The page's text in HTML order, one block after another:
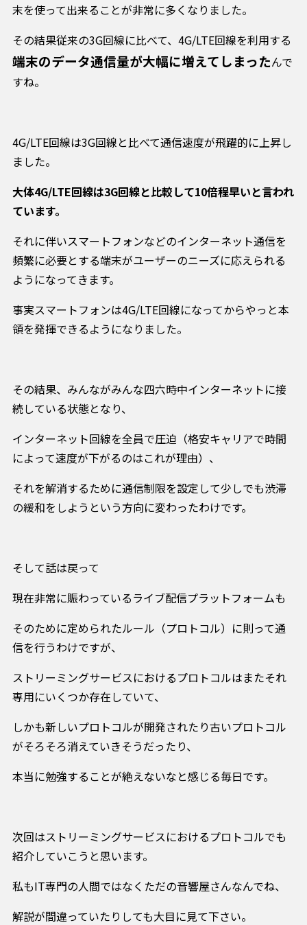
末を使って出来ることが非常に多くなりました。
その結果従来の3G回線に比べて、4G/LTE回線を利用する
端末のデータ通信量が大幅に増えてしまったんで
すね。
4G/LTE回線は3G回線と比べて通信速度が飛躍的に上昇し
ました。
大体4G/LTE回線は3G回線と比較して10倍程早いと言われ
ています。
それに伴いスマートフォンなどのインターネット通信を
頻繁に必要とする端末がユーザーのニーズに応えられる
ようになってきます。
事実スマートフォンは4G/LTE回線になってからやっと本
領を発揮できるようになりました。
その結果、みんながみんな四六時中インターネットに接
続している状態となり、
インターネット回線を全員で圧迫（格安キャリアで時間
によって速度が下がるのはこれが理由）、
それを解消するために通信制限を設定して少しでも渋滞
の緩和をしようという方向に変わったわけです。
そして話は戻って
現在非常に賑わっているライブ配信プラットフォームも
そのために定められたルール（プロトコル）に則って通
信を行うわけですが、
ストリーミングサービスにおけるプロトコルはまたそれ
専用にいくつか存在していて、
しかも新しいプロトコルが開発されたり古いプロトコル
がそろそろ消えていきそうだったり、
本当に勉強することが絶えないなと感じる毎日です。
次回はストリーミングサービスにおけるプロトコルでも
紹介していこうと思います。
私もIT専門の人間ではなくただの音響屋さんなんでね、
解説が間違っていたりしても大目に見て下さい。